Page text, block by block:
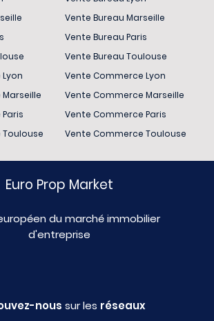
Vente Bureau Marseille
Vente Bureau Paris
Vente Bureau Toulouse
Vente Commerce Lyon
Vente Commerce Marseille
Vente Commerce Paris
Vente Commerce Toulouse
Euro Prop Market
du marché immobilier
d'entreprise
nous sur les réseaux